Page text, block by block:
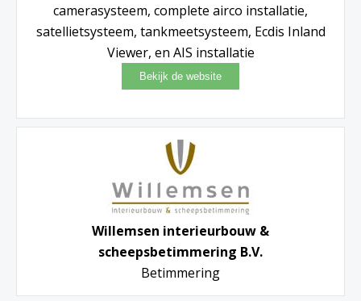
camerasysteem, complete airco installatie,
satellietsysteem, tankmeetsysteem, Ecdis Inland
Viewer, en AIS installatie
Willemsen interieurbouw &
scheepsbetimmering B.V.
Betimmering